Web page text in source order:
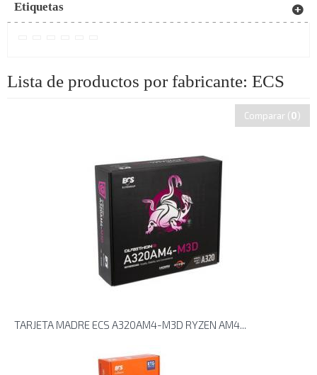
Etiquetas
Lista de productos por fabricante: ECS
Comparar (0)
TARJETA MADRE ECS A320AM4-M3D RYZEN AM4...